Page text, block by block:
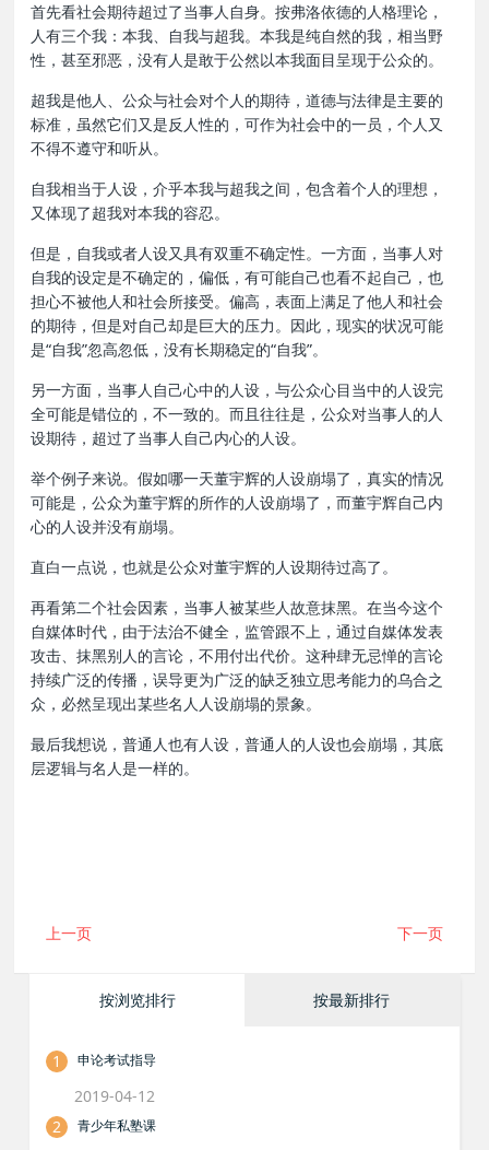
首先看社会期待超过了当事人自身。按弗洛依德的人格理论，
人有三个我：本我、自我与超我。本我是纯自然的我，相当野
性，甚至邪恶，没有人是敢于公然以本我面目呈现于公众的。
超我是他人、公众与社会对个人的期待，道德与法律是主要的
标准，虽然它们又是反人性的，可作为社会中的一员，个人又
不得不遵守和听从。
自我相当于人设，介乎本我与超我之间，包含着个人的理想，
又体现了超我对本我的容忍。
但是，自我或者人设又具有双重不确定性。一方面，当事人对
自我的设定是不确定的，偏低，有可能自己也看不起自己，也
担心不被他人和社会所接受。偏高，表面上满足了他人和社会
的期待，但是对自己却是巨大的压力。因此，现实的状况可能
是“自我”忽高忽低，没有长期稳定的“自我”。
另一方面，当事人自己心中的人设，与公众心目当中的人设完
全可能是错位的，不一致的。而且往往是，公众对当事人的人
设期待，超过了当事人自己内心的人设。
举个例子来说。假如哪一天董宇辉的人设崩塌了，真实的情况
可能是，公众为董宇辉的所作的人设崩塌了，而董宇辉自己内
心的人设并没有崩塌。
直白一点说，也就是公众对董宇辉的人设期待过高了。
再看第二个社会因素，当事人被某些人故意抹黑。在当今这个
自媒体时代，由于法治不健全，监管跟不上，通过自媒体发表
攻击、抹黑别人的言论，不用付出代价。这种肆无忌惮的言论
持续广泛的传播，误导更为广泛的缺乏独立思考能力的乌合之
众，必然呈现出某些名人人设崩塌的景象。
最后我想说，普通人也有人设，普通人的人设也会崩塌，其底
层逻辑与名人是一样的。
上一页 下一页
按浏览排行 按最新排行
1 申论考试指导
2019-04-12
2
青少年私塾课